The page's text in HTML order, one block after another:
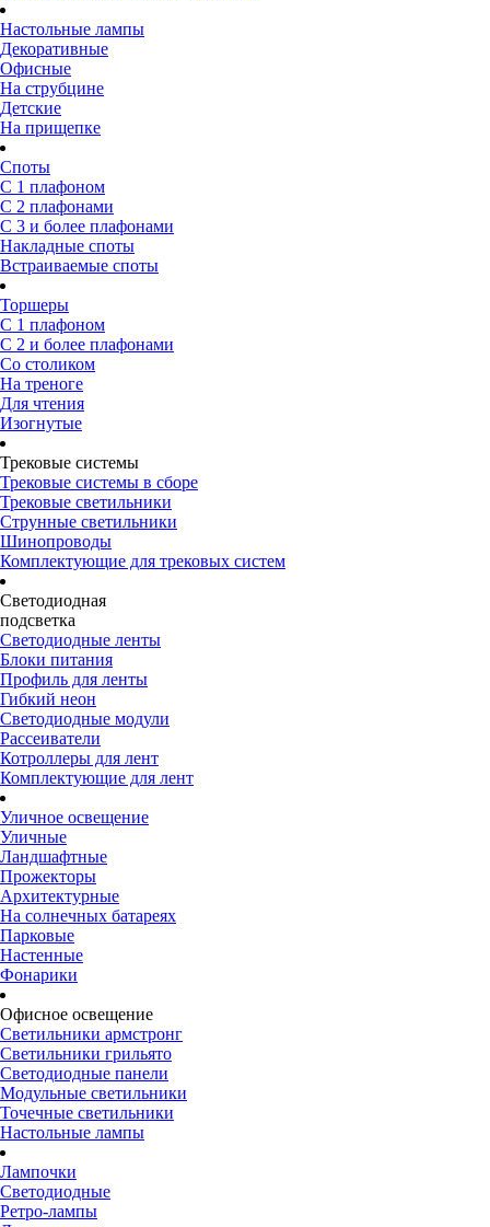
Настольные лампы
Декоративные
Офисные
На струбцине
Детские
На прищепке
Споты
С 1 плафоном
С 2 плафонами
С 3 и более плафонами
Накладные споты
Встраиваемые споты
Торшеры
С 1 плафоном
С 2 и более плафонами
Со столиком
На треноге
Для чтения
Изогнутые
Трековые системы
Трековые системы в сборе
Трековые светильники
Струнные светильники
Шинопроводы
Комплектующие для трековых систем
Светодиодная
подсветка
Светодиодные ленты
Блоки питания
Профиль для ленты
Гибкий неон
Светодиодные модули
Рассеиватели
Котроллеры для лент
Комплектующие для лент
Уличное освещение
Уличные
Ландшафтные
Прожекторы
Архитектурные
На солнечных батареях
Парковые
Настенные
Фонарики
Офисное освещение
Светильники армстронг
Светильники грильято
Светодиодные панели
Модульные светильники
Точечные светильники
Настольные лампы
Лампочки
Светодиодные
Ретро-лампы